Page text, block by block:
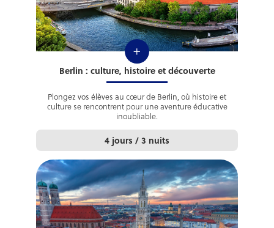
+
Berlin : culture, histoire et découverte
Plongez vos élèves au cœur de Berlin, où histoire et
culture se rencontrent pour une aventure éducative
inoubliable.
4 jours / 3 nuits